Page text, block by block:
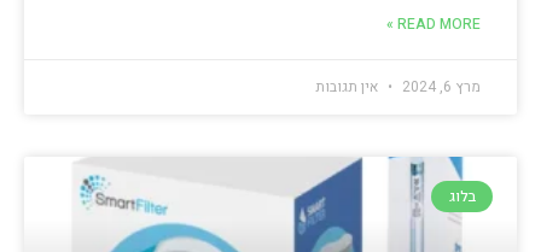
READ MORE »
מרץ 6, 2024 אין תגובות
בלוג